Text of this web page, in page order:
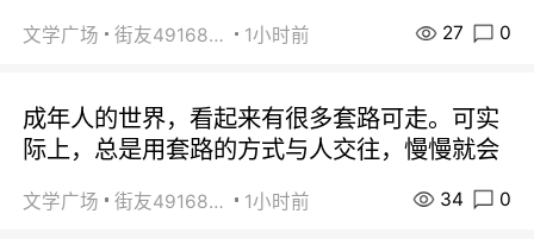
文学广场 街友49168527 1小时前 27 0
成年人的世界，看起来有很多套路可走。可实
际上，总是用套路的方式与人交往，慢慢就会
文学广场 街友49168527 1小时前 34 0